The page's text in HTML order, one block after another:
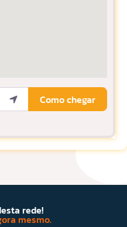
Como chegar
rede!
mesmo.